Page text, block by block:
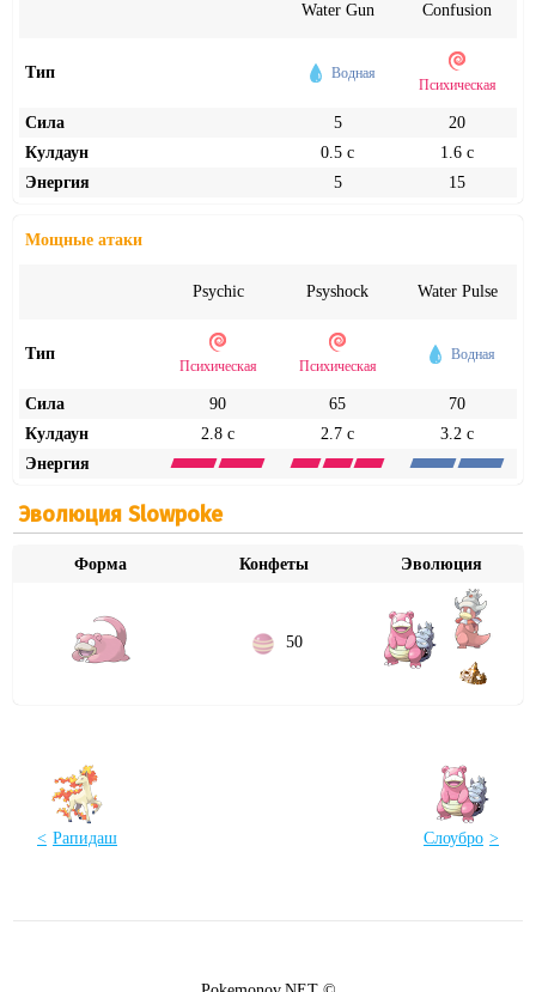
Water Gun Confusion
Тип Водная
Психическая
Сила 5
20
Кулдаун
0.5 с
1.6 с
Энергия
5 15
Мощные атаки
Psychic Psyshock Water Pulse
Тип
Психическая Психическая
Водная
Сила 90 65
70
Кулдаун
2.8 с 2.7 с
3.2 с
Энергия
Эволюция Slowpoke
Форма Конфеты Эволюция
50
Рапидаш Слоубро